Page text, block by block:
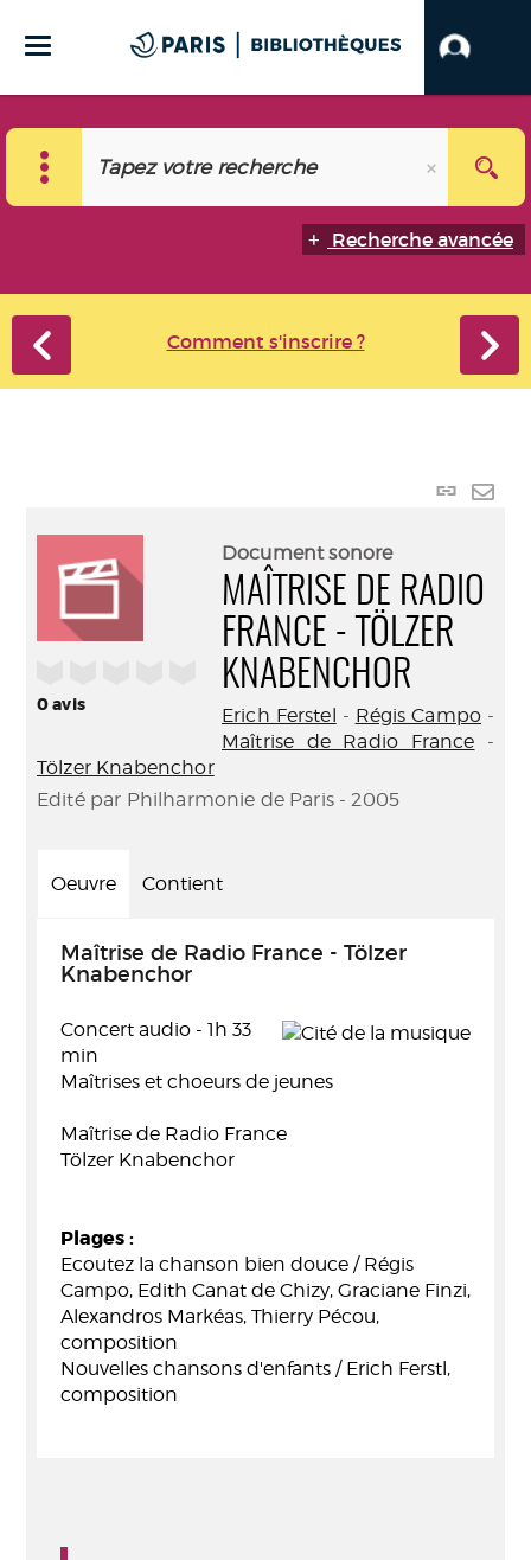
Recherche avancée
Comment s'inscrire ?
Lien
0avis
Document sonore
MAÎTRISE DE RADIO
FRANCE - TÖLZER
KNABENCHOR
Erich Ferstel - Régis Campo -
Maîtrise de Radio France -
Tölzer Knabenchor
Edité par Philharmonie de Paris - 2005
Oeuvre Contient
Maîtrise de Radio France - Tölzer
Knabenchor
Concert audio - 1h 33
min
Maîtrises et choeurs de jeunes
Maîtrise de Radio France
Tölzer Knabenchor
Plages :
Ecoutez la chanson bien douce / Régis
Campo, Edith Canat de Chizy, Graciane Finzi,
Alexandros Markéas, Thierry Pécou,
composition
Nouvelles chansons d'enfants / Erich Ferstl,
composition